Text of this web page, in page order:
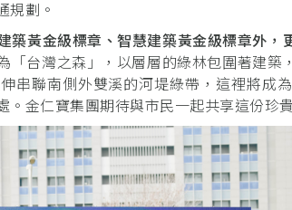
規劃。
築黃金級標章、智慧建築黃金級標章外，
「台灣之森」，以層層的綠林包圍著建築
串聯南側外雙溪的河堤綠帶，這裡將成
金仁寶集團期待與市民一起共享這份珍